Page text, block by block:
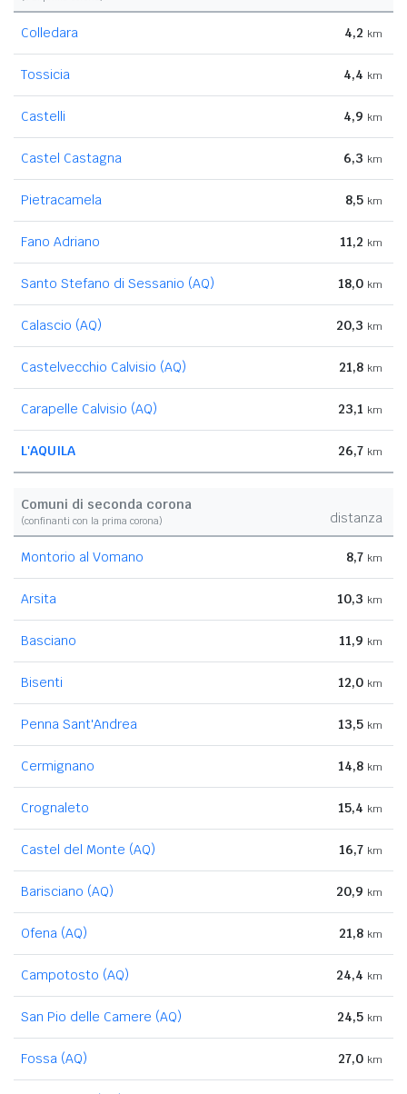
Colledara 4,2 km
Tossicia 4,4 km
Castelli 4,9 km
Castel Castagna 6,3 km
Pietracamela 8,5 km
Fano Adriano 11,2 km
Santo Stefano di Sessanio (AQ) 18,0 km
Calascio (AQ) 20,3 km
Castelvecchio Calvisio (AQ) 21,8 km
Carapelle Calvisio (AQ) 23,1 km
L'AQUILA 26,7 km
Comuni di seconda corona
(confinanti con la prima corona) distanza
Montorio al Vomano 8,7 km
Arsita 10,3 km
Basciano 11,9 km
Bisenti 12,0 km
Penna Sant'Andrea 13,5 km
Cermignano 14,8 km
Crognaleto 15,4 km
Castel del Monte (AQ) 16,7 km
Barisciano (AQ) 20,9 km
Ofena (AQ) 21,8 km
Campotosto (AQ) 24,4 km
San Pio delle Camere (AQ) 24,5 km
Fossa (AQ) 27,0 km